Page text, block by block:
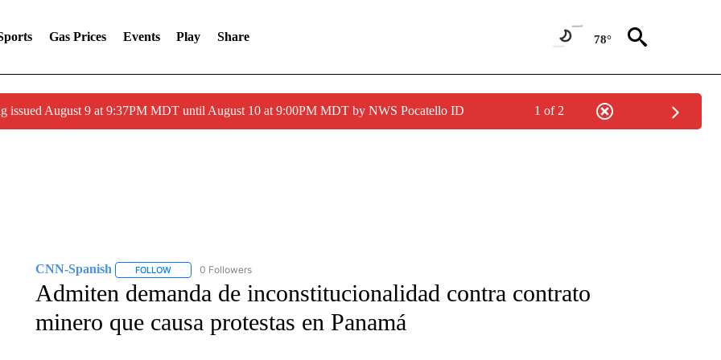
Gas Prices Events Play Share 78°
issued August 9 at 9:37PM MDT until August 10 at 9:00PM MDT by NWS Pocatello ID 1 of 2
CNN-Spanish FOLLOWFOLLOW "CNN-SPANISH" TO RECEIVE NOTIFICATIONS ABOUT NEW PAGES ON "CNN-SPANISH".
0 Followers
Admiten demanda de inconstitucionalidad contra contrato
minero que causa protestas en Panamá